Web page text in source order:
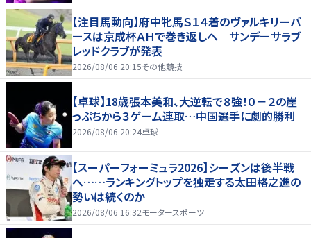
【注目馬動向】府中牝馬Ｓ１４着のヴァルキリーバ
ースは京成杯ＡＨで巻き返しへ サンデーサラブ
レッドクラブが発表
2026/08/06 20:15その他競技
【卓球】18歳張本美和、大逆転で８強！０－２の崖
っぷちから３ゲーム連取…中国選手に劇的勝利
2026/08/06 20:24卓球
【スーパーフォーミュラ2026】シーズンは後半戦
へ……ランキングトップを独走する太田格之進の
勢いは続くのか
2026/08/06 16:32モータースポーツ